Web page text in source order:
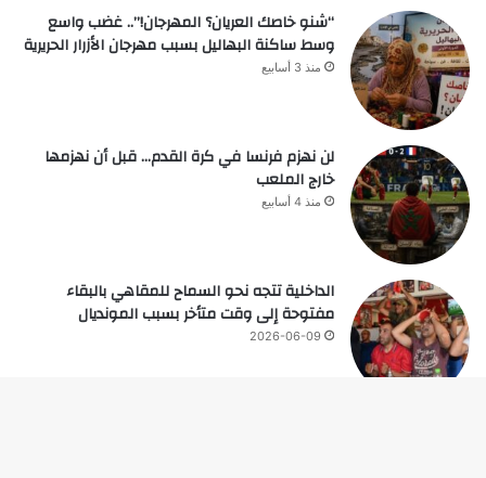
“شنو خاصك العريان؟ المهرجان!”.. غضب واسع
وسط ساكنة البهاليل بسبب مهرجان الأزرار الحريرية
منذ 3 أسابيع
لن نهزم فرنسا في كرة القدم… قبل أن نهزمها
خارج الملعب
منذ 4 أسابيع
الداخلية تتجه نحو السماح للمقاهي بالبقاء
مفتوحة إلى وقت متأخر بسبب المونديال
2026-06-09